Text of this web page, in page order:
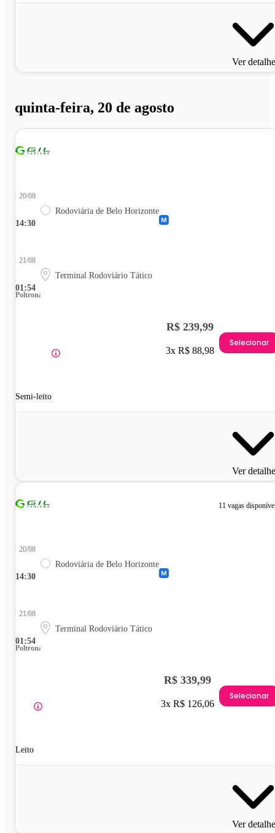
Ver
quinta-feira, 20 de agosto
14:30
20/08
Rodoviária de Belo Horizonte
01:54
21/08
Terminal Rodoviário Tático
Poltrona
Semi-leito
R$ 239,99
3x R$ 88,98
Selecionar
Ver
11 vagas
14:30
20/08
Rodoviária de Belo Horizonte
01:54
21/08
Terminal Rodoviário Tático
Poltrona
Leito
R$ 339,99
3x R$ 126,06
Selecionar
Ver